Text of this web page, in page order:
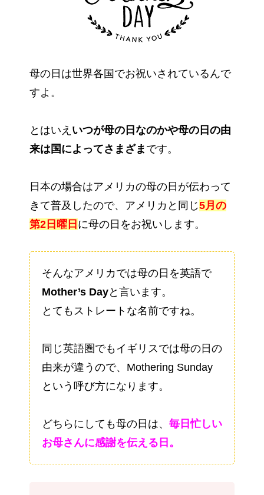
母の日は世界各国でお祝いされているんで
すよ。
とはいえ いつが母の日なのかや母の日の由
来は国によってさまざま です。
日本の場合はアメリカの母の日が伝わって
きて普及したので、アメリカと同じ5月の
第2日曜日 に母の日をお祝いします。
そんなアメリカでは母の日を英語で
Mother’s Dayと言います。
とてもストレートな名前ですね。
同じ英語圏でもイギリスでは母の日の
由来が違うので、Mothering Sunday
という呼び方になります。
どちらにしても母の日は、 毎日忙しい
お母さんに感謝を伝える日。